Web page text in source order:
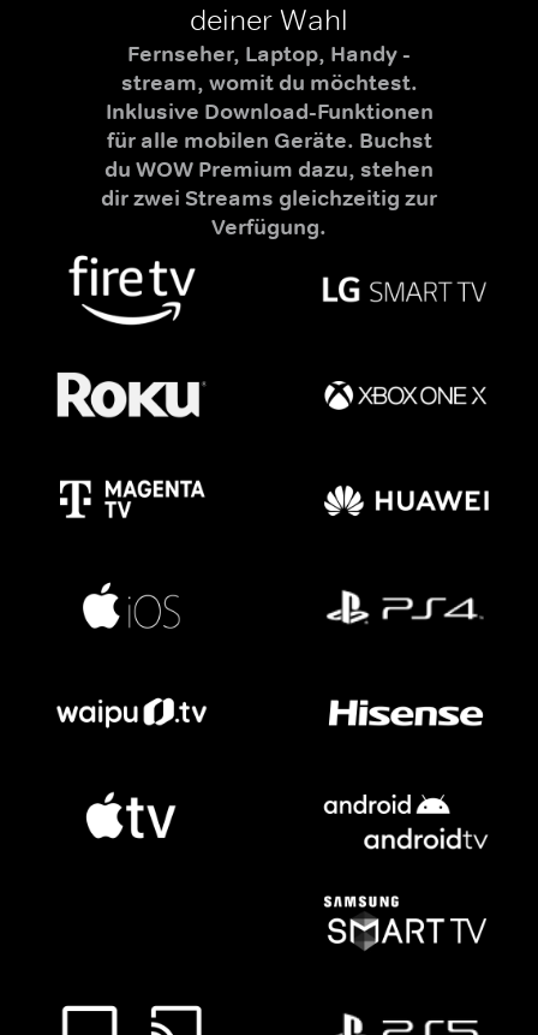
deiner Wahl
Fernseher, Laptop, Handy -
stream, womit du möchtest.
Inklusive Download-Funktionen
für alle mobilen Geräte. Buchst
du WOW Premium dazu, stehen
dir zwei Streams gleichzeitig zur
Verfügung.